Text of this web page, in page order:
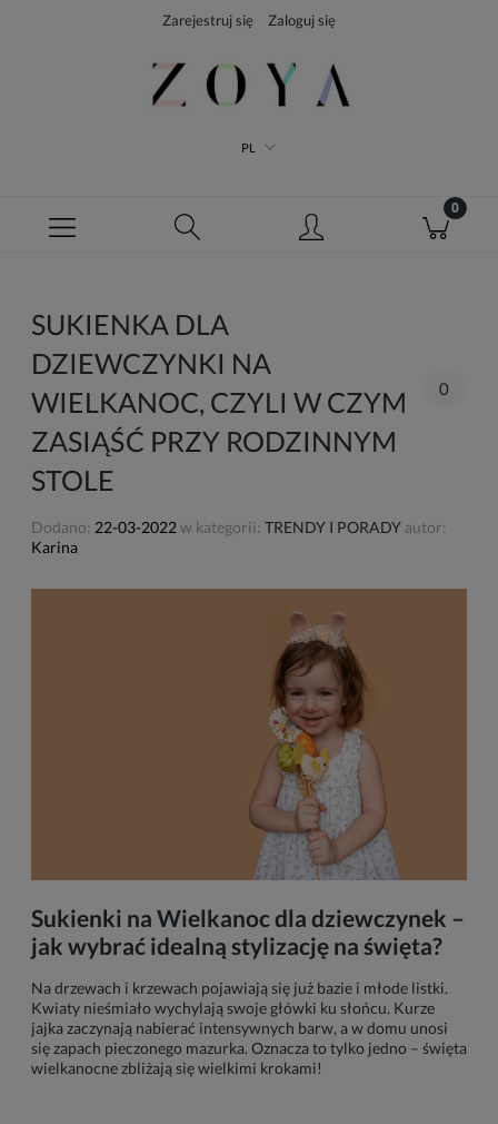
Zarejestruj się Zaloguj się
PL
SUKIENKA DLA
DZIEWCZYNKI NA
WIELKANOC, CZYLI W CZYM
ZASIĄŚĆ PRZY RODZINNYM
STOLE
0
Dodano: 22-03-2022w kategorii: TRENDY I PORADY autor:
Karina
Sukienki na Wielkanoc dla dziewczynek –
jak wybrać idealną stylizację na święta?
Na drzewach i krzewach pojawiają się już bazie i młode listki.
Kwiaty nieśmiało wychylają swoje główki ku słońcu. Kurze
jajka zaczynają nabierać intensywnych barw, a w domu unosi
się zapach pieczonego mazurka. Oznacza to tylko jedno – święta
wielkanocne zbliżają się wielkimi krokami!